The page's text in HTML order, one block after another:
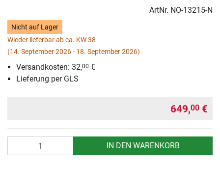
ArtNr. NO-13215-N
Nicht auf Lager
Wieder lieferbar ab ca. KW 38
(14. September 2026 - 18. September 2026)
Versandkosten: 32,00 €
Lieferung per GLS
649,00 €
IN DEN WARENKORB